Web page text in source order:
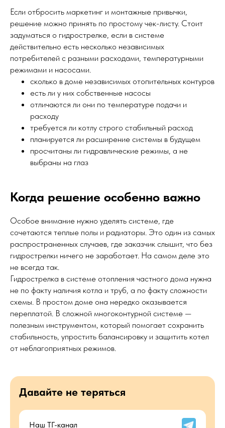
Если отбросить маркетинг и монтажные привычки,
решение можно принять по простому чек-листу. Стоит
задуматься о гидрострелке, если в системе
действительно есть несколько независимых
потребителей с разными расходами, температурными
режимами и насосами.
сколько в доме независимых отопительных контуров
есть ли у них собственные насосы
отличаются ли они по температуре подачи и
расходу
требуется ли котлу строго стабильный расход
планируется ли расширение системы в будущем
просчитаны ли гидравлические режимы, а не
выбраны на глаз
Когда решение особенно важно
Особое внимание нужно уделять системе, где
сочетаются теплые полы и радиаторы. Это один из самых
распространенных случаев, где заказчик слышит, что без
гидрострелки ничего не заработает. На самом деле это
не всегда так.
Гидрострелка в системе отопления частного дома нужна
не по факту наличия котла и труб, а по факту сложности
схемы. В простом доме она нередко оказывается
переплатой. В сложной многоконтурной системе —
полезным инструментом, который помогает сохранить
стабильность, упростить балансировку и защитить котел
от неблагоприятных режимов.
Давайте не теряться
Наш ТГ-канал